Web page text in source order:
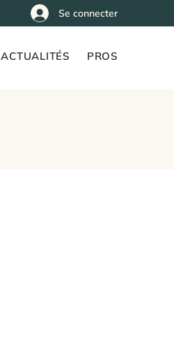
Se connecter
ACTUALITÉS PROS